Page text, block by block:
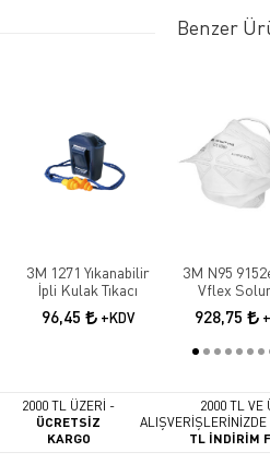
Benzer
3M 1271 Yıkanabilir
İpli Kulak Tıkacı
96,45 +KDV
3M N95
Vflex
Maskesi 10
928,75
2000 TL ÜZERİ -
ÜCRETSİZ
KARGO
2000 TL VE
TL İNDİRİM